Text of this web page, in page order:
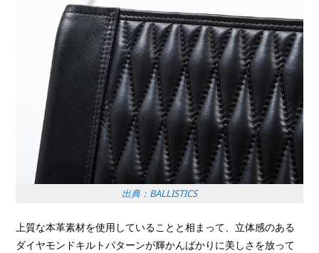
出典：BALLISTICS
上質な本革素材を使用していることと相まって、立体感のある
ダイヤモンドキルトパターンが輝かんばかりに美しさを放って